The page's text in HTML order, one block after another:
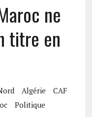
ne
titre en
Algérie
CAF
Politique